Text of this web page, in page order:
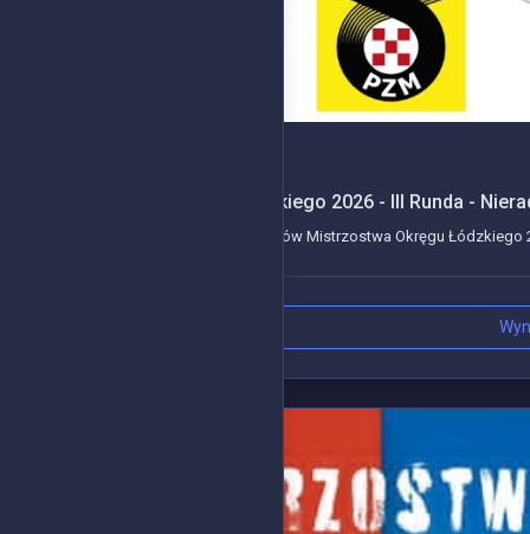
Mistrzostwa Okręgu Łódzkiego 2026 - III Runda -
Kolejne wydarzenie z serii wyścigów Mistrzostwa Okręgu